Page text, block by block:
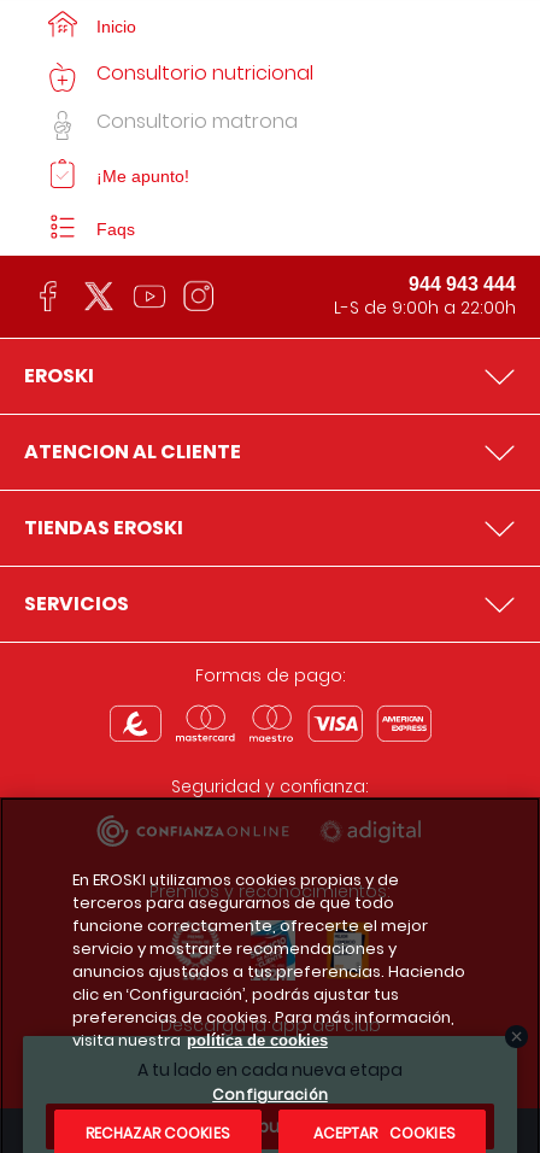
A tu lado en cada nueva etapa
¿Te apuntas?
Inicio
Consultorio nutricional
Consultorio matrona
¡Me apunto!
Faqs
944 943 444
L-S de 9:00h a 22:00h
EROSKI
ATENCION AL CLIENTE
TIENDAS EROSKI
SERVICIOS
Formas de pago:
Seguridad y confianza:
Premios y reconocimientos:
Descarga la app del club
En EROSKI utilizamos cookies propias y de
terceros para asegurarnos de que todo
funcione correctamente, ofrecerte el mejor
servicio y mostrarte recomendaciones y
anuncios ajustados a tus preferencias. Haciendo
clic en ‘Configuración’, podrás ajustar tus
preferencias de cookies. Para más información,
visita nuestra política de cookies
Configuración
RECHAZAR COOKIES
ACEPTAR COOKIES